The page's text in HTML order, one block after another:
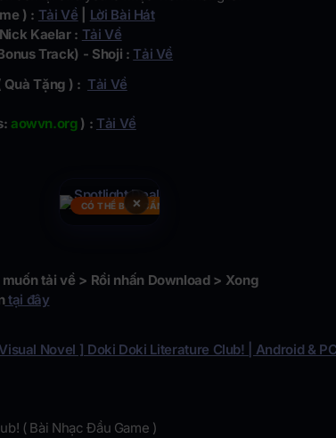
) : Tải Về
Lời Bài Hát
Kaelar : Tải Về
Track) - Shoji : Tải Về
Tặng ) : Tải Về
aowvn.org) : Tải Về
×
CÓ THỂ BẠN CẦN
tải về > Rồi nhấn Download > Xong
tại đây
Novel ] Doki Doki Literature Club! | Android &
( Bài Nhạc Đầu Game )